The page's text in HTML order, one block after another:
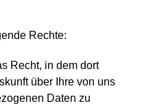
Rechte:
Recht, in dem dort
über Ihre von uns
Daten zu